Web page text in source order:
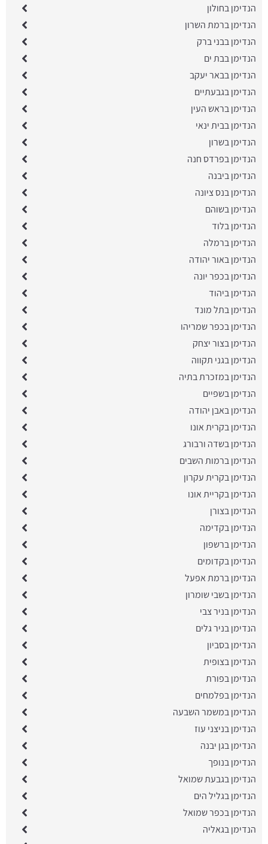
הנדימן בחולון
הנדימן ברמת השרון
הנדימן בבני ברק
הנדימן בבת ים
הנדימן בבאר יעקב
הנדימן בגבעתיים
הנדימן בראש העין
הנדימן בבית ינאי
הנדימן בשרון
הנדימן בפרדס חנה
הנדימן ביבנה
הנדימן בנס ציונה
הנדימן בשוהם
הנדימן בלוד
הנדימן ברמלה
הנדימן באור יהודה
הנדימן בכפר יונה
הנדימן ביהוד
הנדימן בתל מונד
הנדימן בכפר שמריהו
הנדימן בצור יצחק
הנדימן בגני תקווה
הנדימן במזכרת בתיה
הנדימן בשפיים
הנדימן באבן יהודה
הנדימן בקרית אונו
הנדימן בשדה ורבורג
הנדימן ברמות השבים
הנדימן בקרית עקרון
הנדימן בקריית אונו
הנדימן בצורן
הנדימן בקדימה
הנדימן ברשפון
הנדימן בקדומים
הנדימן ברמת אפעל
הנדימן בשבי שומרון
הנדימן בניר צבי
הנדימן בניר גלים
הנדימן בסביון
הנדימן בצופית
הנדימן בפורת
הנדימן בפלמחים
הנדימן במשמר השבעה
הנדימן בניצני עוז
הנדימן בגן יבנה
הנדימן בנופך
הנדימן בגבעת שמואל
הנדימן בגליל הים
הנדימן בכפר שמואל
הנדימן בגאליה